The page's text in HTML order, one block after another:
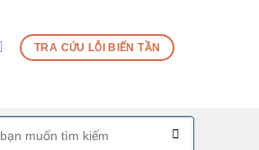
TRA CỨU LỖI BIẾN TẦN